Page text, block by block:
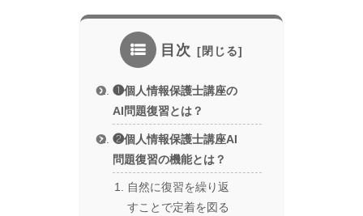
目次
❶個人情報保護士講座の
AI問題復習とは？
❷個人情報保護士講座AI
問題復習の機能とは？
自然に復習を繰り返
すことで定着を図る